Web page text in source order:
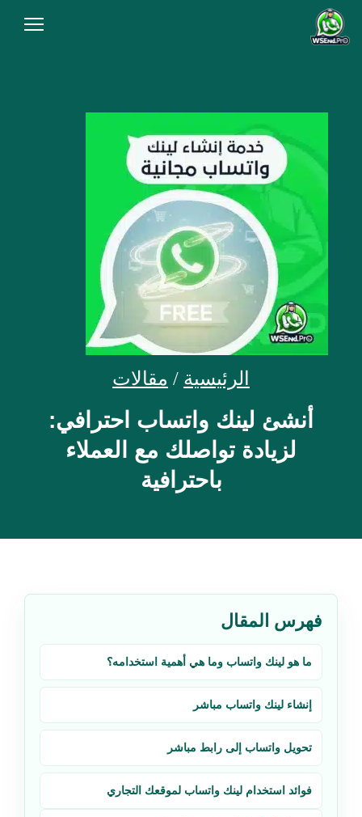
الرئيسية
سياسة الخصوصية
شروط الاستخدام
الاسئلة الشائعة
أنشئ رابط الآن
الرئيسية / مقالات
أنشئ لينك واتساب احترافي:
لزيادة تواصلك مع العملاء
باحترافية
فهرس المقال
ما هو لينك واتساب وما هي أهمية استخدامه؟
إنشاء لينك واتساب مباشر
تحويل واتساب إلى رابط مباشر
فوائد استخدام لينك واتساب لموقعك التجاري